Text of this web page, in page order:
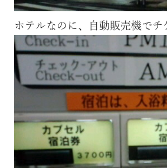
ホテルなのに、自動販売機でチ